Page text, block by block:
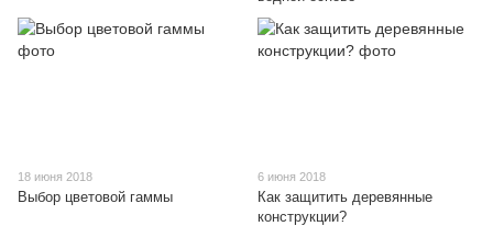
18 июня 2018
Выбор цветовой гаммы
6 июня 2018
Как защитить деревянные
конструкции?